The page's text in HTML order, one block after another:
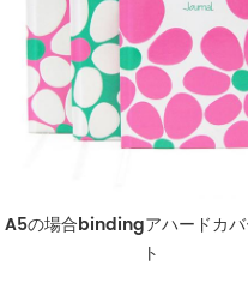
A5の場合bindingアハードカバ
ト